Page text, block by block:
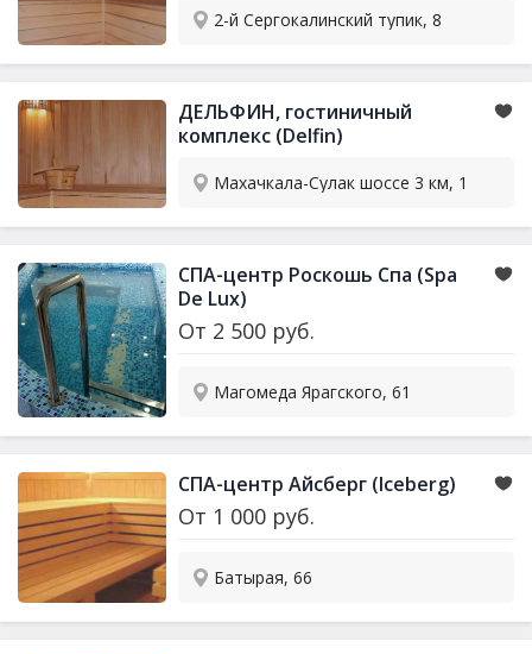
2-й Сергокалинский тупик, 8
ДЕЛЬФИН, гостиничный
комплекс (Delfin)
Махачкала-Сулак шоссе 3 км, 1
СПА-центр Роскошь Спа (Spa
De Lux)
От 2 500 руб.
Магомеда Ярагского, 61
СПА-центр Айсберг (Iceberg)
От 1 000 руб.
Батырая, 66